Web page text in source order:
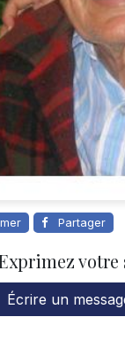
Partager
Écrire un